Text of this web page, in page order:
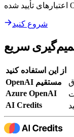
شروع کنید
سریع
از این استفاده کنید
OpenAI مستقیم
Azure OpenAI
AI Credits